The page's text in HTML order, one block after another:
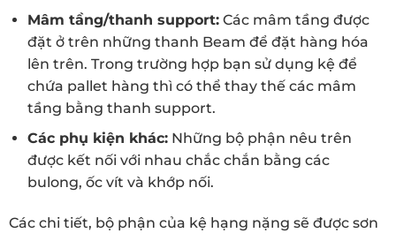
Mâm tầng/thanh support:Các mâm tầng được
đặt ở trên những thanh Beam để đặt hàng hóa
lên trên. Trong trường hợp bạn sử dụng kệ để
chứa pallet hàng thì có thể thay thế các mâm
tầng bằng thanh support.
Các phụ kiện khác:Những bộ phận nêu trên
được kết nối với nhau chắc chắn bằng các
bulong, ốc vít và khớp nối.
Các chi tiết, bộ phận của kệ hạng nặng sẽ được sơn